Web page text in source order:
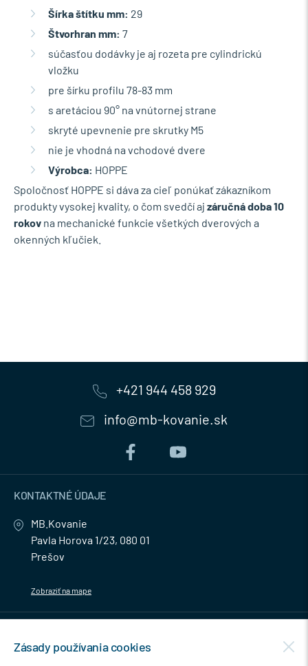
Šírka štítku mm: 29
Štvorhran mm: 7
súčasťou dodávky je aj rozeta pre cylindrickú
vložku
pre šírku profilu 78-83 mm
s aretáciou 90° na vnútornej strane
skryté upevnenie pre skrutky M5
nie je vhodná na vchodové dvere
Výrobca: HOPPE
Spoločnosť HOPPE si dáva za cieľ ponúkať zákazníkom
produkty vysokej kvality, o čom svedčí aj záručná doba 10
rokov na mechanické funkcie všetkých dverových a
okenných kľučiek.
+421 944 458 929
info@mb-kovanie.sk
KONTAKTNÉ ÚDAJE
MB.Kovanie
Pavla Horova 1/23, 080 01
Prešov
Zobraziť na mape
Zásady používania cookies